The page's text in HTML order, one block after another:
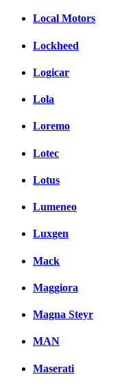
Local Motors
Lockheed
Logicar
Lola
Loremo
Lotec
Lotus
Lumeneo
Luxgen
Mack
Maggiora
Magna Steyr
MAN
Maserati